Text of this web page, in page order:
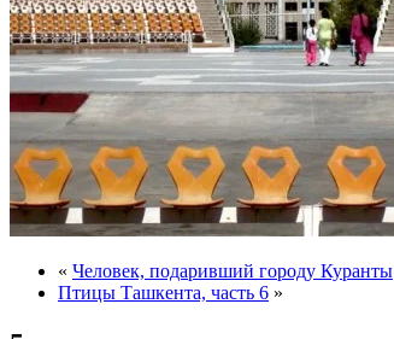
« Человек, подаривший городу Куранты
Птицы Ташкента, часть 6 »